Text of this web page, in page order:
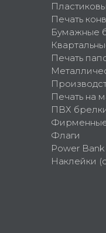
Печать
Бумажные
Печать
Печать на
ПВХ
Флаги
Power
Наклейки